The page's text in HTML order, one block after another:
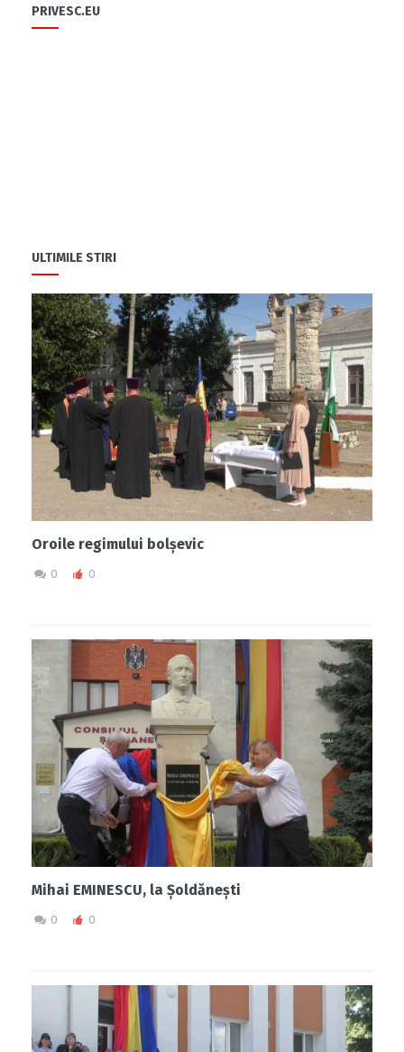
PRIVESC.EU
ULTIMILE STIRI
Oroile regimului bolșevic
0 0
Mihai EMINESCU, la Șoldănești
0 0